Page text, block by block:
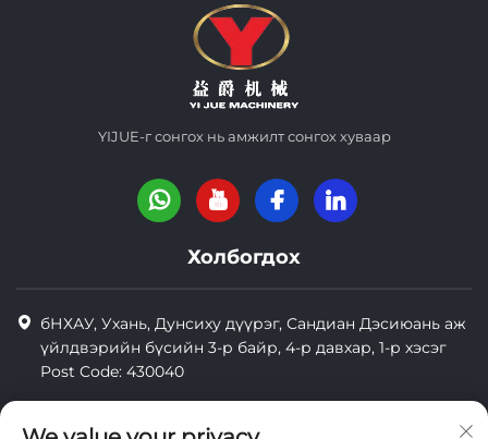
YIJUE-г сонгох нь амжилт сонгох хуваар
Холбогдох
бНХАУ, Ухань, Дунсиху дүүрэг, Сандиан Дэсиюань аж
үйлдвэрийн бүсийн 3-р байр, 4-р давхар, 1-р хэсэг
Post Code: 430040